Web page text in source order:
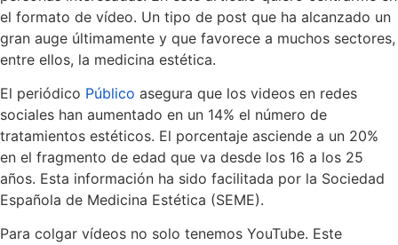
el formato de vídeo. Un tipo de post que ha alcanzado un
gran auge últimamente y que favorece a muchos sectores,
entre ellos, la medicina estética.
El periódico Público asegura que los videos en redes
sociales han aumentado en un 14% el número de
tratamientos estéticos. El porcentaje asciende a un 20%
en el fragmento de edad que va desde los 16 a los 25
años. Esta información ha sido facilitada por la Sociedad
Española de Medicina Estética (SEME).
Para colgar vídeos no solo tenemos YouTube. Este